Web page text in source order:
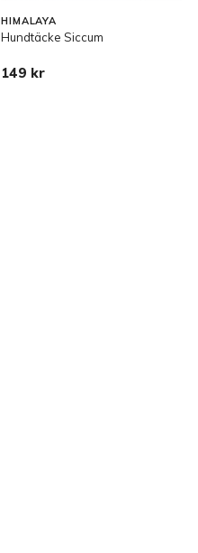
HIMALAYA
Hundtäcke Siccum
149 kr